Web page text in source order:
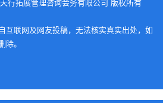
行拓展管理咨询会务有限公司 版权所有
互联网及网友投稿，无法核实真实出处，如
除。